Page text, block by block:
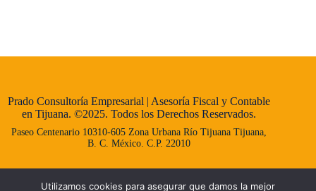
Prado Consultoría Empresarial | Asesoría Fiscal y Contable
en Tijuana. ©2025. Todos los Derechos Reservados.
Paseo Centenario 10310-605 Zona Urbana Río Tijuana Tijuana,
B. C. México. C.P. 22010
Utilizamos cookies para asegurar que damos la mejor